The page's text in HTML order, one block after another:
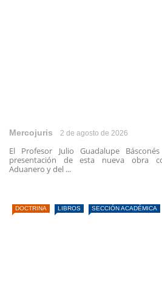
Mercojuris 2 de agosto de 2026
El Profesor Julio Guadalupe
presentación de esta nueva obra
Aduanero y del ...
DOCTRINA LIBROS SECCIÓN ACADÉMICA